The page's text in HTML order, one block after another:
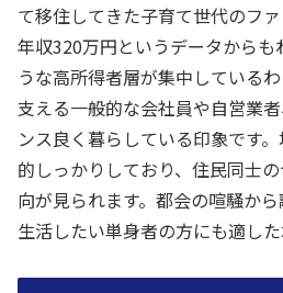
て移住してきた子育て世代のファ
年収320万円というデータからも
うな高所得者層が集中している
支える一般的な会社員や自営業
ンス良く暮らしている印象です
的しっかりしており、住民同士
向が見られます。都会の喧騒か
生活したい単身者の方にも適した